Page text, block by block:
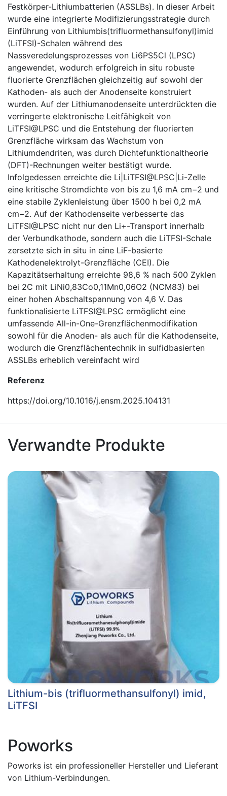
Festkörper-Lithiumbatterien (ASSLBs). In dieser Arbeit
wurde eine integrierte Modifizierungsstrategie durch
Einführung von Lithiumbis(trifluormethansulfonyl)imid
(LiTFSI)-Schalen während des
Nassveredelungsprozesses von Li6PS5Cl (LPSC)
angewendet, wodurch erfolgreich in situ robuste
fluorierte Grenzflächen gleichzeitig auf sowohl der
Kathoden- als auch der Anodenseite konstruiert
wurden. Auf der Lithiumanodenseite unterdrückten die
verringerte elektronische Leitfähigkeit von
LiTFSI@LPSC und die Entstehung der fluorierten
Grenzfläche wirksam das Wachstum von
Lithiumdendriten, was durch Dichtefunktionaltheorie
(DFT)-Rechnungen weiter bestätigt wurde.
Infolgedessen erreichte die Li|LiTFSI@LPSC|Li-Zelle
eine kritische Stromdichte von bis zu 1,6 mA cm−2 und
eine stabile Zyklenleistung über 1500 h bei 0,2 mA
cm−2. Auf der Kathodenseite verbesserte das
LiTFSI@LPSC nicht nur den Li+-Transport innerhalb
der Verbundkathode, sondern auch die LiTFSI-Schale
zersetzte sich in situ in eine LiF-basierte
Kathodenelektrolyt-Grenzfläche (CEI). Die
Kapazitätserhaltung erreichte 98,6 % nach 500 Zyklen
bei 2C mit LiNi0,83Co0,11Mn0,06O2 (NCM83) bei
einer hohen Abschaltspannung von 4,6 V. Das
funktionalisierte LiTFSI@LPSC ermöglicht eine
umfassende All-in-One-Grenzflächenmodifikation
sowohl für die Anoden- als auch für die Kathodenseite,
wodurch die Grenzflächentechnik in sulfidbasierten
ASSLBs erheblich vereinfacht wird
Referenz
https://doi.org/10.1016/j.ensm.2025.104131
Verwandte Produkte
Lithium-bis (trifluormethansulfonyl) imid,
LiTFSI
Poworks
Poworks ist ein professioneller Hersteller und Lieferant
von Lithium-Verbindungen.